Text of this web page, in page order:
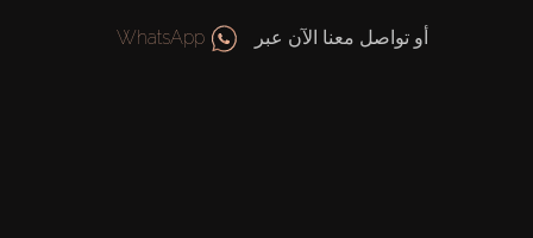
أو تواصل معنا الآن عبر WhatsApp